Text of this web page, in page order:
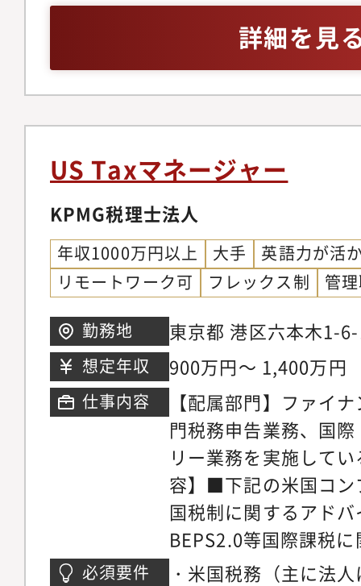
務デューデリジェ
資産税サービス・企
与税・相続税申告及
営承継アドバイス 等
他法人との違い】・
ナーや所長への道が
イト トーマツグルー
見・多様な経験を保
し、ご自身のスキル
ります。・地元の有
す。・比較的ワーク
すく、リモートと出
が浸透しています。
個人所得税・資産税
援等の幅広いサービ
【主な職務内容】ク
添う主治医としての
務だけでなく、様々
をサポートしていた
営承継サポート、個
アドバイスを通じて
談相手になることを
また、デロイト トー
計士、コンサルタン
携して業務提供する
ライアントは、ベン
まで規模も業種も様
長をサポートするこ
もに成長できる、経
ナーとなることがで
内容は以下となりま
ビス国内企業に対し
ングおよびコンプラ
供します・法人に係
キル】・Excel、
的スキルがあれば尚可
詳細を見
US Taxマネージャー
KPMG税理士法人
年収1000万円以上 大手
英語力が活
リモートワーク可
フレックス制 管
勤務地
東京都 港区六本木1-
12階
想定年収 900万円～ 1,400万円
仕事内容
【配属部門】ファイ
門税務申告業務、国
リー業務を実施して
容】■下記の米国コン
国税制に関するアド
BEPS2.0等国際課税
業務について、パー
必須要件
・米国税務（主に法